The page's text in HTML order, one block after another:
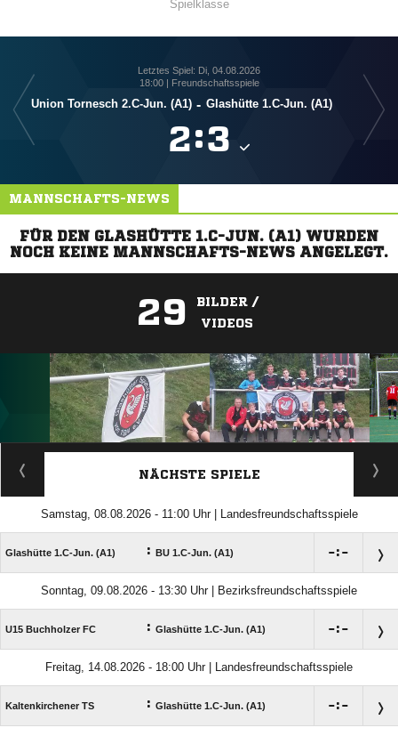
Spielklasse
Letztes Spiel: Di, 04.08.2026
18:00 | Freundschaftsspiele
Union Tornesch 2.C-Jun. (A1) - Glashütte 1.C-Jun. (A1)
:
MANNSCHAFTS-NEWS
FÜR DEN GLASHÜTTE 1.C-JUN. (A1) WURDEN
NOCH KEINE MANNSCHAFTS-NEWS ANGELEGT.
29
BILDER /
VIDEOS
ANZEIGE
NÄCHSTE SPIELE
Samstag, 08.08.2026 - 11:00 Uhr | Landesfreundschaftsspiele
Glashütte 1.C-Jun. (A1) : BU 1.C-Jun. (A1) :
Sonntag, 09.08.2026 - 13:30 Uhr | Bezirksfreundschaftsspiele
U15 Buchholzer FC : Glashütte 1.C-Jun. (A1) :
Freitag, 14.08.2026 - 18:00 Uhr | Landesfreundschaftsspiele
Kaltenkirchener TS : Glashütte 1.C-Jun. (A1) :